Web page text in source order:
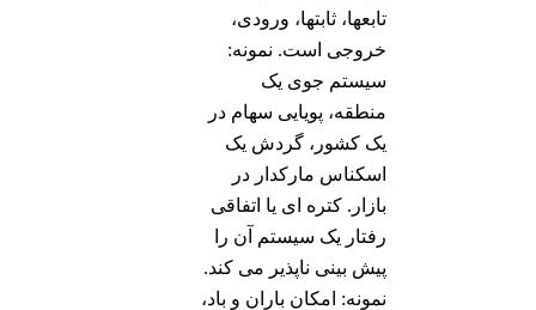
تابعها، ثابتها، ورودی،
خروجی است. نمونه:
سیستم جوی یک
منطقه، پویایی سهام در
یک کشور، گردش یک
اسکناس مارکدار در
بازار. کتره ای یا اتفاقی
رفتار یک سیستم آن را
پیش بینی ناپذیر می کند.
نمونه: امکان باران و باد،